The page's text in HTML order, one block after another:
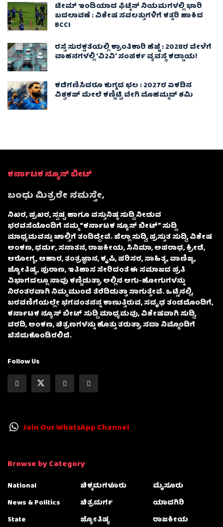
ಟೀಮ್ ಇಂಡಿಯಾದ ಫಿಟ್ನೆಸ್ ನಿಯಮಗಳಲ್ಲಿ ಭಾರಿ
ಬದಲಾವಣೆ : ವಿಶೇಷ ಸವಲತ್ತುಗಳಿಗೆ ಕತ್ತರಿ ಹಾಕಿದ
BCCI
ರಸ್ತೆ ಸುರಕ್ಷತೆಯಲ್ಲಿ ಕ್ರಾಂತಿಕಾರಿ ಹೆಜ್ಜೆ : 2028ರ ವೇಳೆಗೆ
ವಾಹನಗಳಲ್ಲಿ ‘ವಿ2ವಿ’ ಸಂಪರ್ಕ ವ್ಯವಸ್ಥೆ ಕಡ್ಡಾಯ!
ಕಡೆಗಣಿಸಿದರೂ ಕುಗ್ಗದ ಛಲ : 2027ರ ಏಕದಿನ
ವಿಶ್ವಕಪ್‌ ಮೇಲೆ ಕಣ್ಣಿಟ್ಟಿ ವೇಗಿ ಮೊಹಮ್ಮದ್ ಶಮಿ
ಕರ್ನಾಟಕ ನ್ಯೂಸ್ ಬೀಟ್
ಬಂಧು ಮಿತ್ರರೇ ನಮಸ್ತೇ,
ನಿಖರ, ಪ್ರಖರ, ಸ್ಪಷ್ಟ ಹಾಗೂ ವಸ್ತುನಿಷ್ಠ ಸುದ್ದಿ ನೀಡುವ
ಭರವಸೆಯೊಂದಿಗೆ ನಮ್ಮ “ಕರ್ನಾಟಕ ನ್ಯೂಸ್ ಬೀಟ್” ಸುದ್ದಿ
ಮಾಧ್ಯಮವನ್ನು ಚಾಲ್ತಿಗೆ ತಂದಿದ್ದೇವೆ. ಜಿಲ್ಲಾ ಸುದ್ದಿ, ಪ್ರಸ್ತುತ ಸುದ್ದಿ, ವಿಶೇಷ
ಅಂಕಣ, ಧರ್ಮ, ಸನಾತನ, ರಾಜಕೀಯ, ಸಿನಿಮಾ, ಅಪರಾಧ, ಕ್ರೀಡೆ,
ಆರೋಗ್ಯ, ಆಹಾರ, ತಂತ್ರಜ್ಞಾನ, ಕೃಷಿ, ಪರಿಸರ, ಸಾಹಿತ್ಯ, ವಾಣಿಜ್ಯ,
ಜ್ಯೋತಿಷ್ಯ, ಪುರಾಣ, ಇತಿಹಾಸ ಸೇರಿದಂತೆ ಈ ಸಮಾಜದ ಪ್ರತಿ
ವಿಭಾಗದಲ್ಲೂ ನಾವು ಕಣ್ಣಿಡುತ್ತಾ, ಅಲ್ಲಿನ ಆಗು-ಹೋಗುಗಳನ್ನು
ನಿರಂತರವಾಗಿ ನಿಮ್ಮ ಮುಂದೆ ತೆರೆದಿಡುತ್ತಾ ಸಾಗುತ್ತೇವೆ. ಒಟ್ಟಿನಲ್ಲಿ,
ಬರವಣಿಗೆಯಲ್ಲೇ ಭಗವಂತನನ್ನ ಕಾಣುತ್ತಿರುವ, ಸದೃಢ ತಂಡದೊಂದಿಗೆ,
ಕರ್ನಾಟಕ ನ್ಯೂಸ್ ಬೀಟ್ ಸುದ್ದಿ ಮಾಧ್ಯಮವು, ವಿಶೇಷವಾಗಿ ಸುದ್ದಿ,
ವರದಿ, ಅಂಕಣ, ಚಿತ್ರಣಗಳನ್ನು ಹೊತ್ತು ತರುತ್ತಾ, ಸದಾ ನಿಮ್ಮೊಂದಿಗೆ
ಬೆಸೆದುಕೊಂಡಿರಲಿದೆ.
Follow Us
Join Our WhatsApp Channel
Browse by Category
National
News & Politics
State
ಚಿಕ್ಕಮಗಳೂರು
ಚಿತ್ರದುರ್ಗ
ಜ್ಯೋತಿಷ್ಯ
ಮೈಸೂರು
ಯಾದಗಿರಿ
ರಾಜಕೀಯ